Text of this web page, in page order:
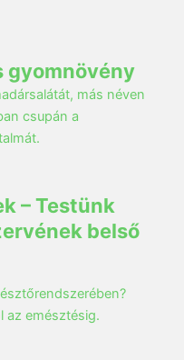
gyomnövény
más néven
csupán a
– Testünk
belső
az emésztésig.